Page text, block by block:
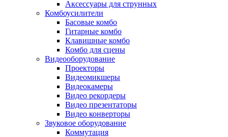
Аксессуары для струнных
Комбоусилители
Басовые комбо
Гитарные комбо
Клавишные комбо
Комбо для сцены
Видеооборудование
Проекторы
Видеомикшеры
Видеокамеры
Видео рекордеры
Видео презентаторы
Видео конверторы
Звуковое оборудование
Коммутация